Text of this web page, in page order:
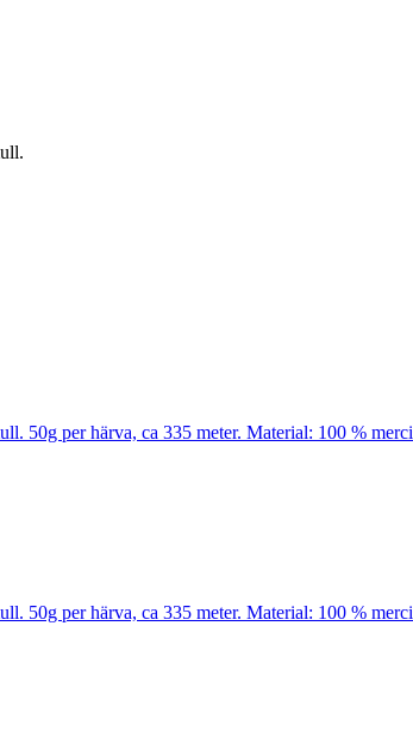
50g per härva, ca 335 meter. Material: 100 %
50g per härva, ca 335 meter. Material: 100 %